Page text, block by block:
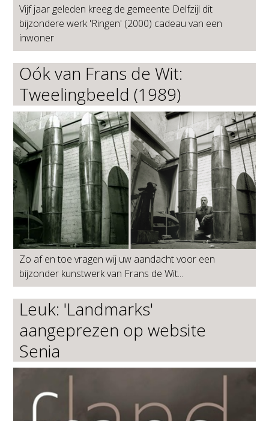
Vijf jaar geleden kreeg de gemeente Delfzijl dit
bijzondere werk 'Ringen' (2000) cadeau van een
inwoner
Oók van Frans de Wit:
Tweelingbeeld (1989)
Zo af en toe vragen wij uw aandacht voor een
bijzonder kunstwerk van Frans de Wit...
Leuk: 'Landmarks'
aangeprezen op website
Senia